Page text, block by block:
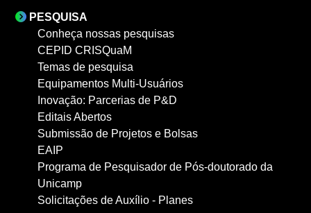
PESQUISA
Conheça nossas pesquisas
CEPID CRISQuaM
Temas de pesquisa
Equipamentos Multi-Usuários
Inovação: Parcerias de P&D
Editais Abertos
Submissão de Projetos e Bolsas
EAIP
Programa de Pesquisador de Pós-doutorado da
Unicamp
Solicitações de Auxílio - Planes